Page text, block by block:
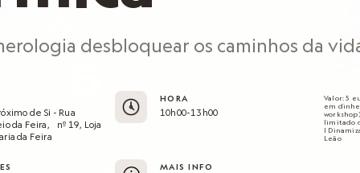
desbloquear os caminhos da
de Si - Rua
da Feira, nº 19, Loja
da Feira
HORA
10h00-13h00
MAIS INFO
Valor: 5
em
limitado
|
Leão